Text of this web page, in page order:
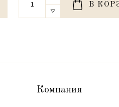
В
Компания